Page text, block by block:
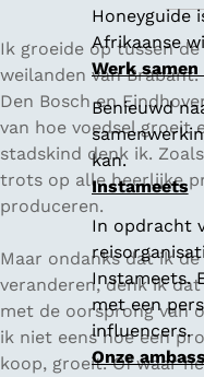
Honeyguide
Afrikaanse
Werk
Benieuwd
kan.
Instameets
In opdracht
Instameets.
met een
influencers.
Onze
Ik groeide op tussen
weilanden van
Den Bosch en
van hoe voedsel groeit
stadskind denk ik.
trots op alle heerlijke
produceren.
Maar ondanks dat ik
veranderen, denk ik
met de oorsprong van
ik niet eens hoe een
koop, groeit. Of waar